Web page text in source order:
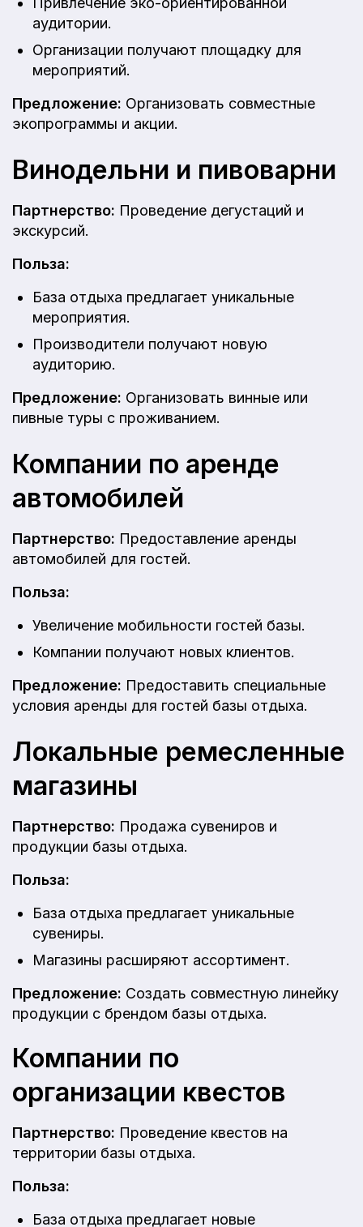
аудитории.
Организации получают площадку для
мероприятий.
Предложение: Организовать совместные
экопрограммы и акции.
Винодельни и пивоварни
Партнерство: Проведение дегустаций и
экскурсий.
Польза:
База отдыха предлагает уникальные
мероприятия.
Производители получают новую
аудиторию.
Предложение: Организовать винные или
пивные туры с проживанием.
Компании по аренде
автомобилей
Партнерство: Предоставление аренды
автомобилей для гостей.
Польза:
Увеличение мобильности гостей базы.
Компании получают новых клиентов.
Предложение: Предоставить специальные
условия аренды для гостей базы отдыха.
Локальные ремесленные
магазины
Партнерство: Продажа сувениров и
продукции базы отдыха.
Польза:
База отдыха предлагает уникальные
сувениры.
Магазины расширяют ассортимент.
Предложение: Создать совместную линейку
продукции с брендом базы отдыха.
Компании по
организации квестов
Партнерство: Проведение квестов на
территории базы отдыха.
Польза:
База отдыха предлагает новые